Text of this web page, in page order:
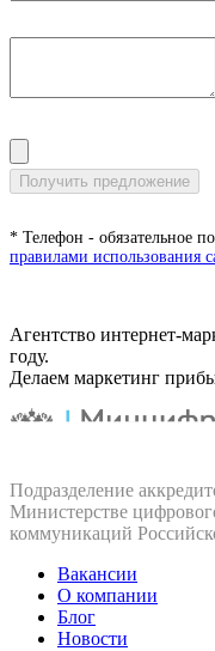
* Телефон - обязательное
правилами использования
Агентство интернет-
году.
Делаем маркетинг
Подразделение
Министерстве
коммуникаций
Вакансии
О компании
Блог
Новости